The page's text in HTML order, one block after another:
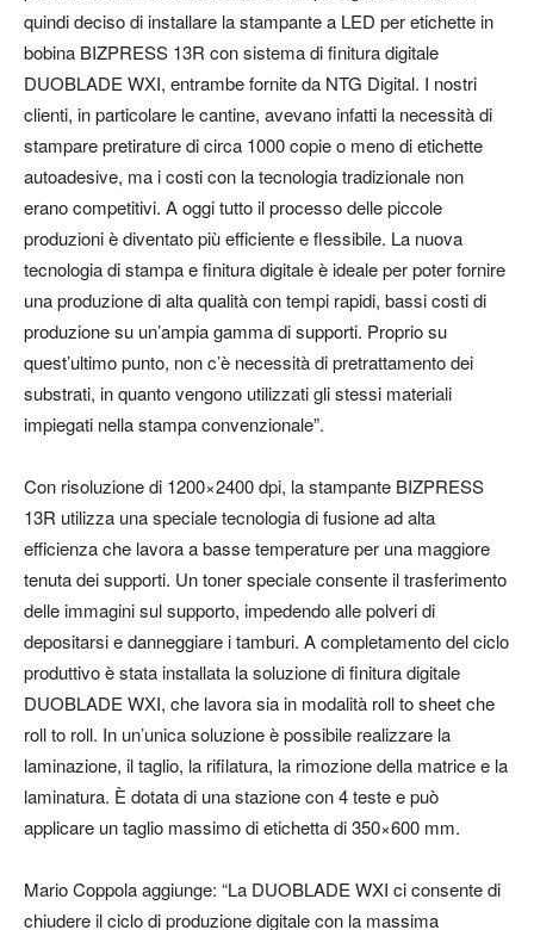
quindi deciso di installare la stampante a LED per etichette in
bobina BIZPRESS 13R con sistema di finitura digitale
DUOBLADE WXI, entrambe fornite da NTG Digital. I nostri
clienti, in particolare le cantine, avevano infatti la necessità di
stampare pretirature di circa 1000 copie o meno di etichette
autoadesive, ma i costi con la tecnologia tradizionale non
erano competitivi. A oggi tutto il processo delle piccole
produzioni è diventato più efficiente e flessibile. La nuova
tecnologia di stampa e finitura digitale è ideale per poter fornire
una produzione di alta qualità con tempi rapidi, bassi costi di
produzione su un’ampia gamma di supporti. Proprio su
quest’ultimo punto, non c’è necessità di pretrattamento dei
substrati, in quanto vengono utilizzati gli stessi materiali
impiegati nella stampa convenzionale”.
Con risoluzione di 1200×2400 dpi, la stampante BIZPRESS
13R utilizza una speciale tecnologia di fusione ad alta
efficienza che lavora a basse temperature per una maggiore
tenuta dei supporti. Un toner speciale consente il trasferimento
delle immagini sul supporto, impedendo alle polveri di
depositarsi e danneggiare i tamburi. A completamento del ciclo
produttivo è stata installata la soluzione di finitura digitale
DUOBLADE WXI, che lavora sia in modalità roll to sheet che
roll to roll. In un’unica soluzione è possibile realizzare la
laminazione, il taglio, la rifilatura, la rimozione della matrice e la
laminatura. È dotata di una stazione con 4 teste e può
applicare un taglio massimo di etichetta di 350×600 mm.
Mario Coppola aggiunge: “La DUOBLADE WXI ci consente di
chiudere il ciclo di produzione digitale con la massima